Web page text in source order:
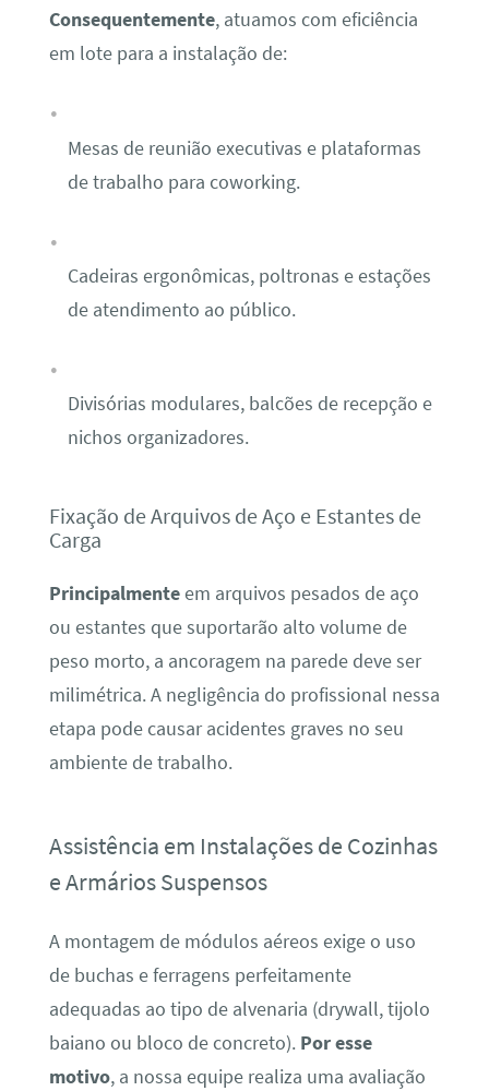
Consequentemente, atuamos com eficiência
em lote para a instalação de:
Mesas de reunião executivas e plataformas
de trabalho para coworking.
Cadeiras ergonômicas, poltronas e estações
de atendimento ao público.
Divisórias modulares, balcões de recepção e
nichos organizadores.
Fixação de Arquivos de Aço e Estantes de
Carga
Principalmenteem arquivos pesados de aço
ou estantes que suportarão alto volume de
peso morto, a ancoragem na parede deve ser
milimétrica. A negligência do profissional nessa
etapa pode causar acidentes graves no seu
ambiente de trabalho.
Assistência em Instalações de Cozinhas
e Armários Suspensos
A montagem de módulos aéreos exige o uso
de buchas e ferragens perfeitamente
adequadas ao tipo de alvenaria (drywall, tijolo
baiano ou bloco de concreto). Por esse
motivo, a nossa equipe realiza uma avaliação